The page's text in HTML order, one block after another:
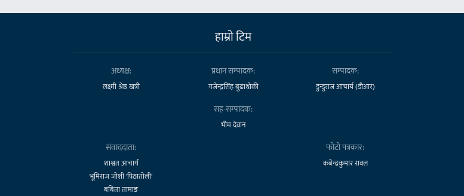
हाम्राे टिम
अध्यक्ष:
लक्ष्मी श्रेष्ठ खत्री
प्रधान सम्पादक:
गजेन्द्रसिंह बुढाथोकी
सम्पादक:
डुन्डुराज आचार्य (डीआर)
सह-सम्पादक:
भीम देवान
संवाददाता:
शाश्वत आचार्य
भूमिराज जोशी 'पिठातोली'
बबिता तामाङ
फोटो पत्रकार:
कबेन्द्रकुमार रावल